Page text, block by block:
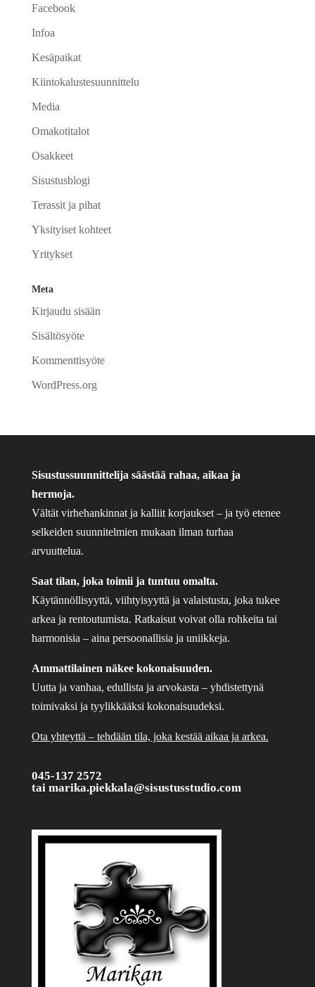
Facebook
Infoa
Kesäpaikat
Kiintokalustesuunnittelu
Media
Omakotitalot
Osakkeet
Sisustusblogi
Terassit ja pihat
Yksityiset kohteet
Yritykset
Meta
Kirjaudu sisään
Sisältösyöte
Kommenttisyöte
WordPress.org
Sisustussuunnittelija säästää rahaa, aikaa ja
hermoja.
Vältät virhehankinnat ja kalliit korjaukset – ja työ etenee
selkeiden suunnitelmien mukaan ilman turhaa
arvuuttelua.
Saat tilan, joka toimii ja tuntuu omalta.
Käytännöllisyyttä, viihtyisyyttä ja valaistusta, joka tukee
arkea ja rentoutumista. Ratkaisut voivat olla rohkeita tai
harmonisia – aina persoonallisia ja uniikkeja.
Ammattilainen näkee kokonaisuuden.
Uutta ja vanhaa, edullista ja arvokasta – yhdistettynä
toimivaksi ja tyylikkääksi kokonaisuudeksi.
Ota yhteyttä – tehdään tila, joka kestää aikaa ja arkea.
045-137 2572
tai marika.piekkala@sisustusstudio.com